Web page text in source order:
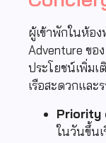
ผู้เข้าพักในห้อ
Adventure ของ
ประโยชน์เพิ่มเ
เรือสะดวกและ
Priority
ในวันขึ้นเ